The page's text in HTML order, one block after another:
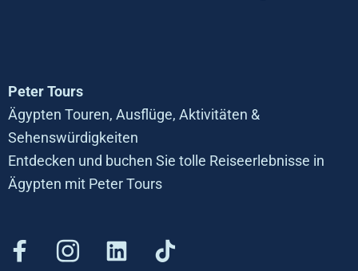
Peter Tours
Ägypten Touren, Ausflüge, Aktivitäten &
Sehenswürdigkeiten
Entdecken und buchen Sie tolle Reiseerlebnisse in
Ägypten mit Peter Tours